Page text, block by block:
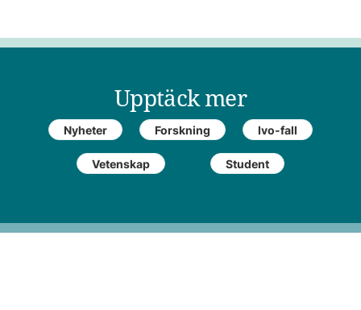
Upptäck mer
Nyheter Forskning Ivo-fall
Vetenskap Student